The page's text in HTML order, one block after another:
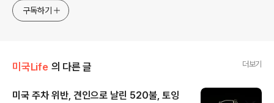
구독하기
미국Life 의 다른 글 더보기
미국 주차 위반, 견인으로 날린 520불, 토잉